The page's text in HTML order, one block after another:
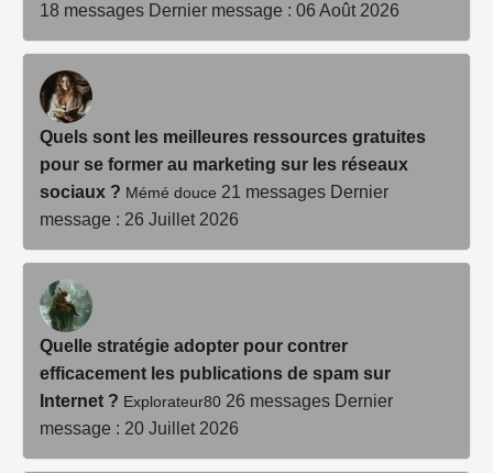
18 messages Dernier message : 06 Août 2026
Quels sont les meilleures ressources gratuites
pour se former au marketing sur les réseaux
sociaux ? Mémé douce 21 messages Dernier
message : 26 Juillet 2026
Quelle stratégie adopter pour contrer
efficacement les publications de spam sur
Internet ? Explorateur80 26 messages Dernier
message : 20 Juillet 2026